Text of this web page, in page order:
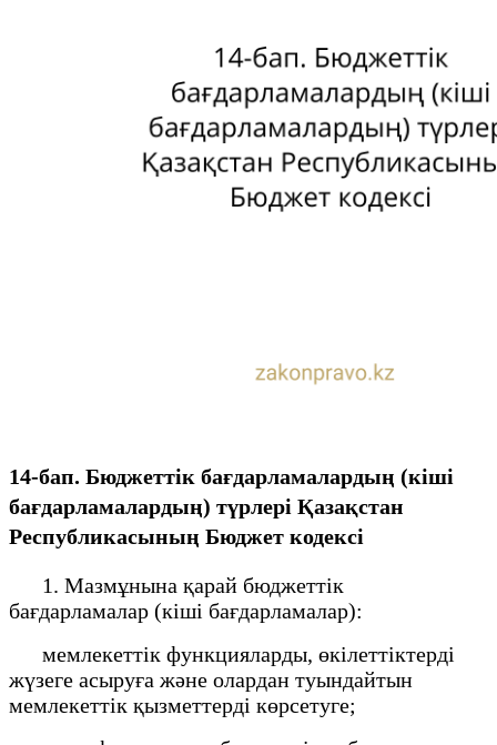
14-бап. Бюджеттік бағдарламалардың (кіші
бағдарламалардың) түрлері Қазақстан
Республикасының Бюджет кодексі
1. Мазмұнына қарай бюджеттік
бағдарламалар (кіші бағдарламалар):
мемлекеттік функцияларды, өкілеттіктерді
жүзеге асыруға және олардан туындайтын
мемлекеттік қызметтерді көрсетуге;